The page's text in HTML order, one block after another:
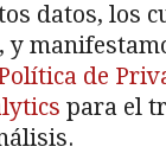
datos, los
y
de
para el